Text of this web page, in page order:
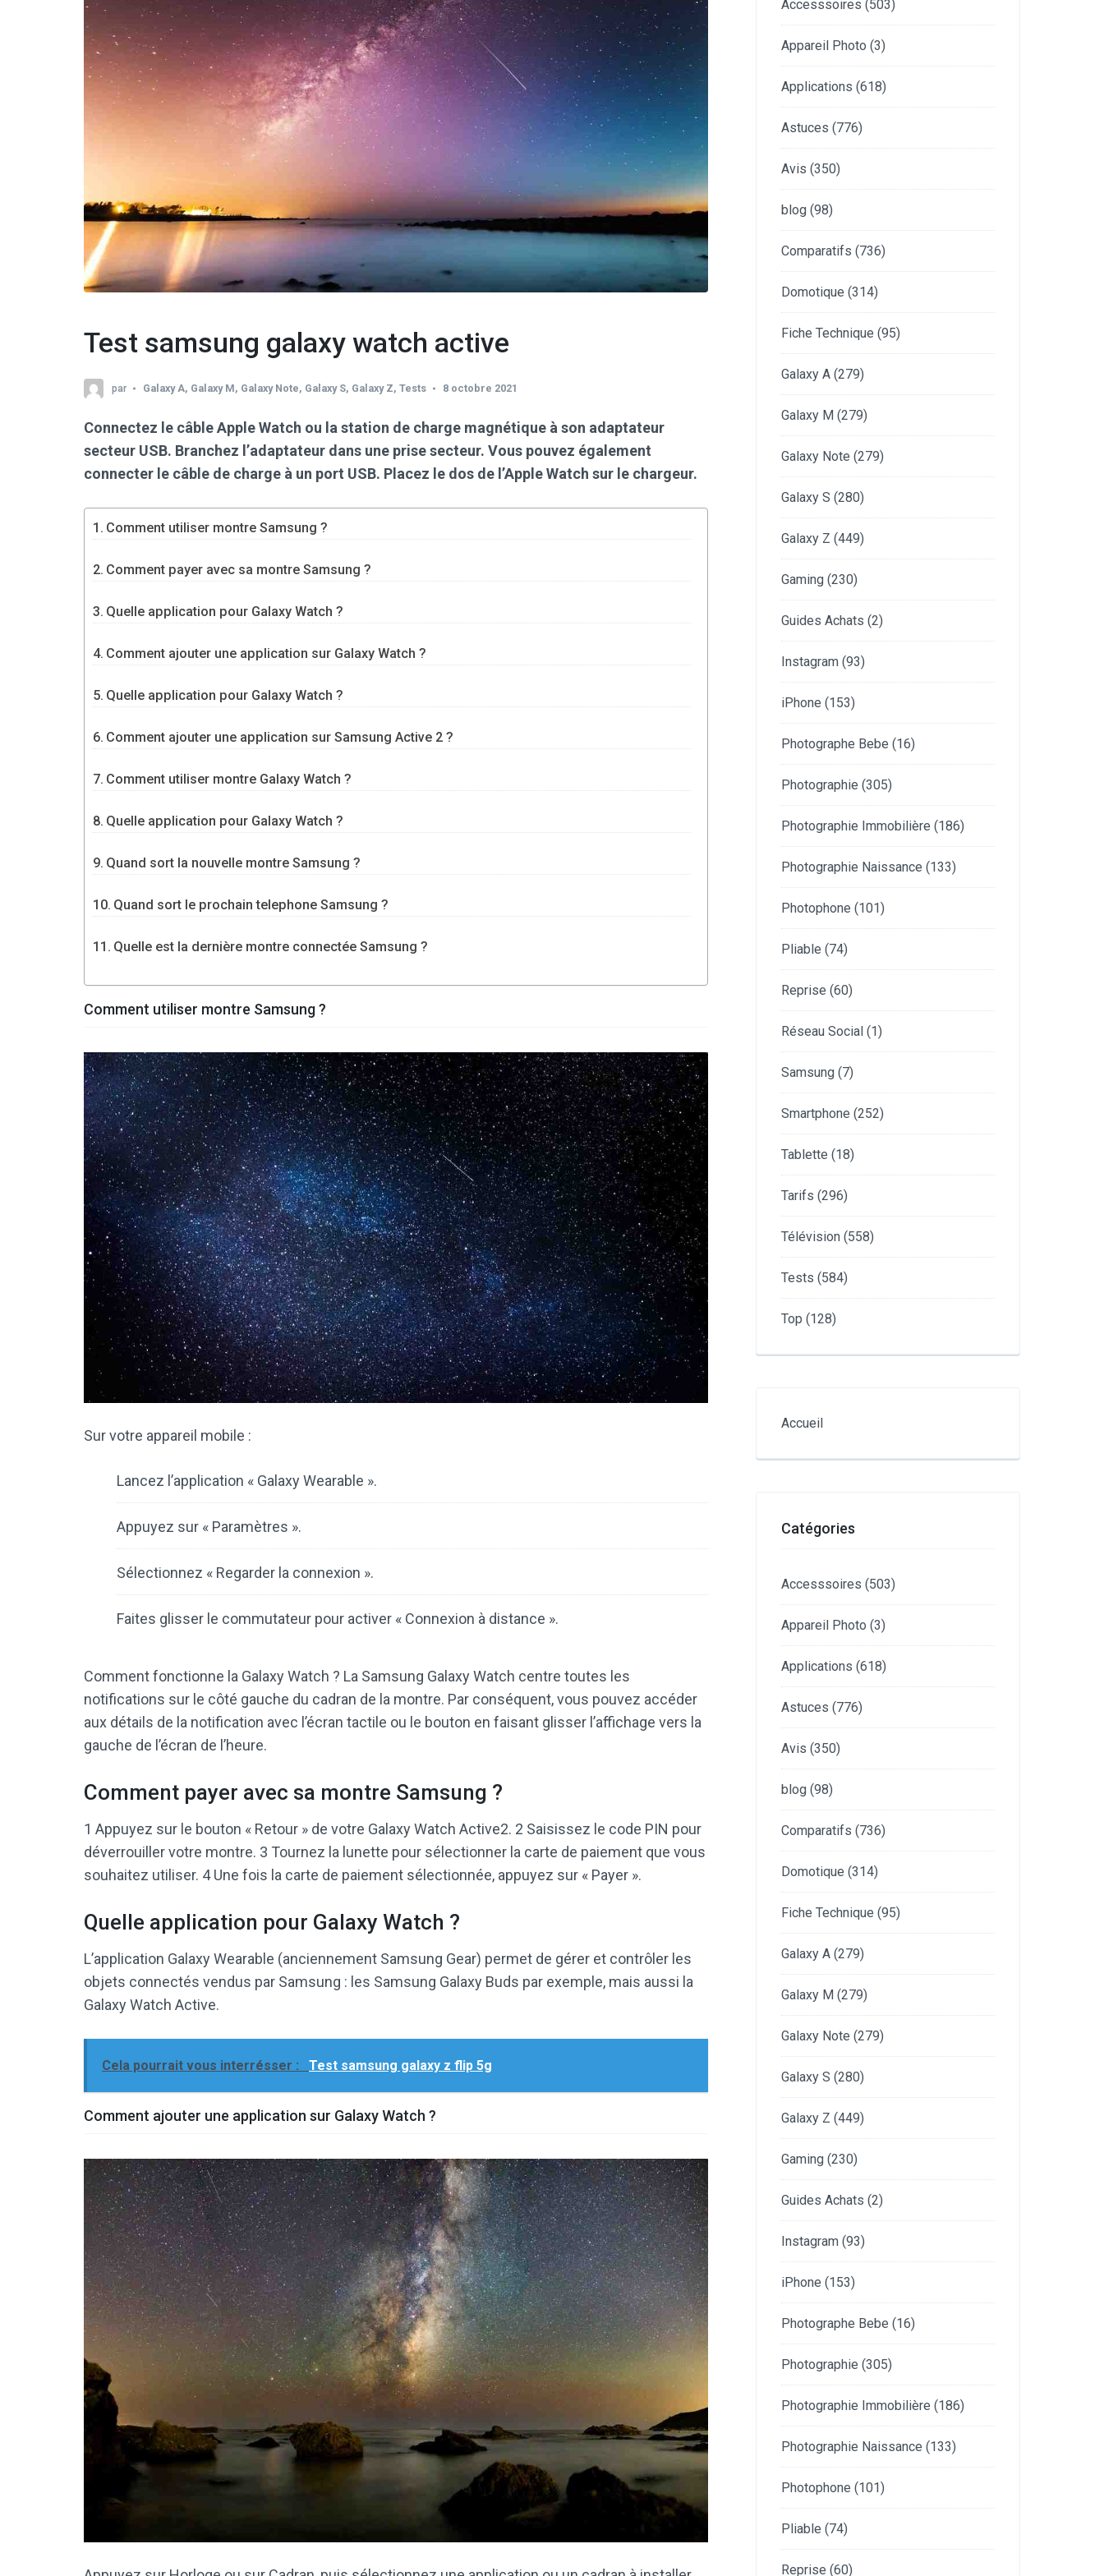
Test samsung galaxy watch active
par Galaxy A, Galaxy M, Galaxy Note, Galaxy S, Galaxy Z, Tests 8 octobre 2021
Connectez le câble Apple Watch ou la station de charge magnétique à son adaptateur
secteur USB. Branchez l’adaptateur dans une prise secteur. Vous pouvez également
connecter le câble de charge à un port USB. Placez le dos de l’Apple Watch sur le chargeur.
Comment utiliser montre Samsung ?
Comment payer avec sa montre Samsung ?
Quelle application pour Galaxy Watch ?
Comment ajouter une application sur Galaxy Watch ?
Quelle application pour Galaxy Watch ?
Comment ajouter une application sur Samsung Active 2 ?
Comment utiliser montre Galaxy Watch ?
Quelle application pour Galaxy Watch ?
Quand sort la nouvelle montre Samsung ?
Quand sort le prochain telephone Samsung ?
Quelle est la dernière montre connectée Samsung ?
Comment utiliser montre Samsung ?
Sur votre appareil mobile :
Lancez l’application « Galaxy Wearable ».
Appuyez sur « Paramètres ».
Sélectionnez « Regarder la connexion ».
Faites glisser le commutateur pour activer « Connexion à distance ».
Comment fonctionne la Galaxy Watch ? La Samsung Galaxy Watch centre toutes les
notifications sur le côté gauche du cadran de la montre. Par conséquent, vous pouvez accéder
aux détails de la notification avec l’écran tactile ou le bouton en faisant glisser l’affichage vers la
gauche de l’écran de l’heure.
Comment payer avec sa montre Samsung ?
1 Appuyez sur le bouton « Retour » de votre Galaxy Watch Active2. 2 Saisissez le code PIN pour
déverrouiller votre montre. 3 Tournez la lunette pour sélectionner la carte de paiement que vous
souhaitez utiliser. 4 Une fois la carte de paiement sélectionnée, appuyez sur « Payer ».
Quelle application pour Galaxy Watch ?
L’application Galaxy Wearable (anciennement Samsung Gear) permet de gérer et contrôler les
objets connectés vendus par Samsung : les Samsung Galaxy Buds par exemple, mais aussi la
Galaxy Watch Active.
Cela pourrait vous interrésser : Test samsung galaxy z flip 5g
Comment ajouter une application sur Galaxy Watch ?
Accesssoires (503)
Appareil Photo (3)
Applications (618)
Astuces (776)
Avis (350)
blog (98)
Comparatifs (736)
Domotique (314)
Fiche Technique (95)
Galaxy A (279)
Galaxy M (279)
Galaxy Note (279)
Galaxy S (280)
Galaxy Z (449)
Gaming (230)
Guides Achats (2)
Instagram (93)
iPhone (153)
Photographe Bebe (16)
Photographie (305)
Photographie Immobilière (186)
Photographie Naissance (133)
Photophone (101)
Pliable (74)
Reprise (60)
Réseau Social (1)
Samsung (7)
Smartphone (252)
Tablette (18)
Tarifs (296)
Télévision (558)
Tests (584)
Top (128)
Accueil
Catégories
Accesssoires (503)
Appareil Photo (3)
Applications (618)
Astuces (776)
Avis (350)
blog (98)
Comparatifs (736)
Domotique (314)
Fiche Technique (95)
Galaxy A (279)
Galaxy M (279)
Galaxy Note (279)
Galaxy S (280)
Galaxy Z (449)
Gaming (230)
Guides Achats (2)
Instagram (93)
iPhone (153)
Photographe Bebe (16)
Photographie (305)
Photographie Immobilière (186)
Photographie Naissance (133)
Photophone (101)
Pliable (74)
Reprise (60)